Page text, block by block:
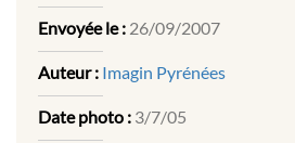
Envoyée le : 26/09/2007
Auteur : Imagin Pyrénées
Date photo : 3/7/05